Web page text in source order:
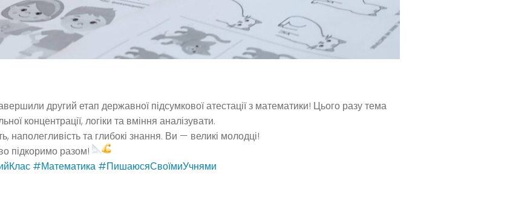
другий етап державної підсумкової атестації з математики! Цього разу тема
концентрації, логіки та вміння аналізувати.
наполегливість та глибокі знання. Ви — великі молодці!
підкоримо разом!
#Математика #ПишаюсяСвоїмиУчнями